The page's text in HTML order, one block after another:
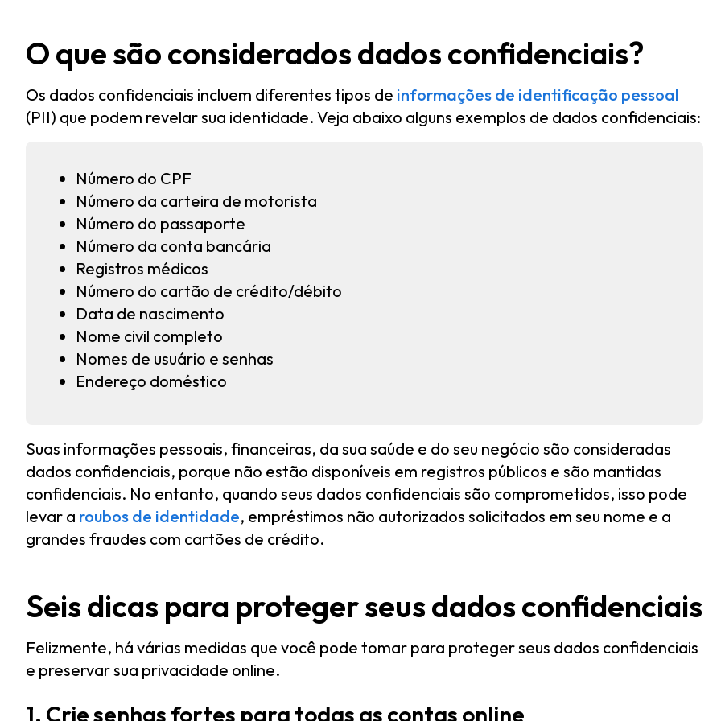
O que são considerados dados confidenciais?
Os dados confidenciais incluem diferentes tipos de informações de identificação pessoal
(PII) que podem revelar sua identidade. Veja abaixo alguns exemplos de dados confidenciais:
Número do CPF
Número da carteira de motorista
Número do passaporte
Número da conta bancária
Registros médicos
Número do cartão de crédito/débito
Data de nascimento
Nome civil completo
Nomes de usuário e senhas
Endereço doméstico
Suas informações pessoais, financeiras, da sua saúde e do seu negócio são consideradas
dados confidenciais, porque não estão disponíveis em registros públicos e são mantidas
confidenciais. No entanto, quando seus dados confidenciais são comprometidos, isso pode
levar a roubos de identidade, empréstimos não autorizados solicitados em seu nome e a
grandes fraudes com cartões de crédito.
Seis dicas para proteger seus dados confidenciais
Felizmente, há várias medidas que você pode tomar para proteger seus dados confidenciais
e preservar sua privacidade online.
1. Crie senhas fortes para todas as contas online